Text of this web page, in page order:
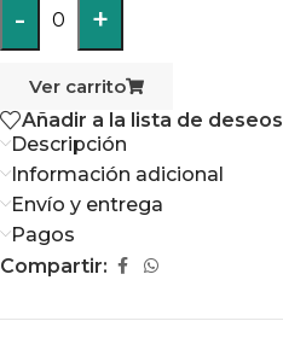
- 0 +
Ver carrito
Añadir a la lista de deseos
Descripción
Información adicional
Envío y entrega
Pagos
Compartir: